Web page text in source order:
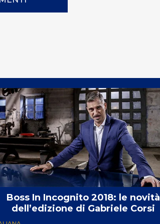
Boss In Incognito 2018: le novità
dell’edizione di Gabriele Corsi